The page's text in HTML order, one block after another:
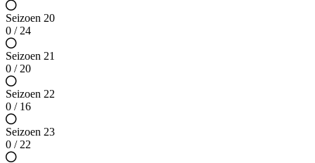
Seizoen 20
0 / 24
Seizoen 21
0 / 20
Seizoen 22
0 / 16
Seizoen 23
0 / 22